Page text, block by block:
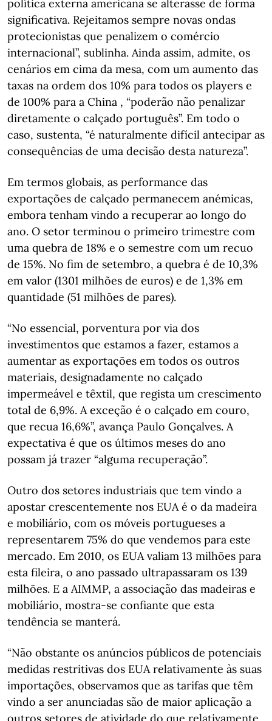
política externa americana se alterasse de forma
significativa. Rejeitamos sempre novas ondas
protecionistas que penalizem o comércio
internacional”, sublinha. Ainda assim, admite, os
cenários em cima da mesa, com um aumento das
taxas na ordem dos 10% para todos os players e
de 100% para a China , “poderão não penalizar
diretamente o calçado português”. Em todo o
caso, sustenta, “é naturalmente difícil antecipar as
consequências de uma decisão desta natureza”.
Em termos globais, as performance das
exportações de calçado permanecem anémicas,
embora tenham vindo a recuperar ao longo do
ano. O setor terminou o primeiro trimestre com
uma quebra de 18% e o semestre com um recuo
de 15%. No fim de setembro, a quebra é de 10,3%
em valor (1301 milhões de euros) e de 1,3% em
quantidade (51 milhões de pares).
“No essencial, porventura por via dos
investimentos que estamos a fazer, estamos a
aumentar as exportações em todos os outros
materiais, designadamente no calçado
impermeável e têxtil, que regista um crescimento
total de 6,9%. A exceção é o calçado em couro,
que recua 16,6%”, avança Paulo Gonçalves. A
expectativa é que os últimos meses do ano
possam já trazer “alguma recuperação”.
Outro dos setores industriais que tem vindo a
apostar crescentemente nos EUA é o da madeira
e mobiliário, com os móveis portugueses a
representarem 75% do que vendemos para este
mercado. Em 2010, os EUA valiam 13 milhões para
esta fileira, o ano passado ultrapassaram os 139
milhões. E a AIMMP, a associação das madeiras e
mobiliário, mostra-se confiante que esta
tendência se manterá.
“Não obstante os anúncios públicos de potenciais
medidas restritivas dos EUA relativamente às suas
importações, observamos que as tarifas que têm
vindo a ser anunciadas são de maior aplicação a
outros setores de atividade do que relativamente